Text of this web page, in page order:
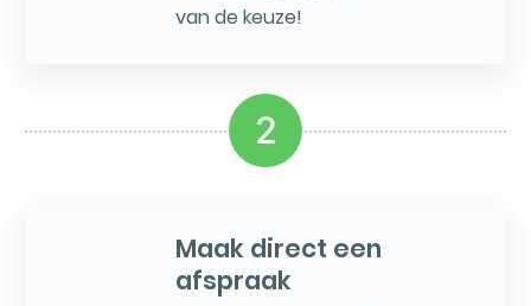
van de keuze!
2
Maak direct een
afspraak